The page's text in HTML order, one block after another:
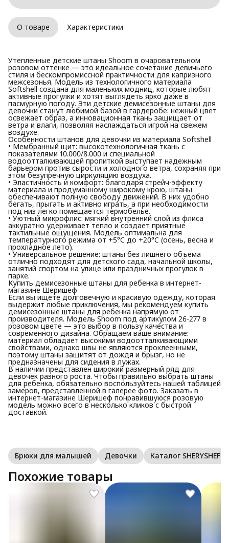
О товаре Характеристики
Утепленные детские штаны Shoom в очаровательном
розовом оттенке — это идеальное сочетание девичьего
стиля и бескомпромиссной практичности для капризного
межсезонья. Модель из технологичного материала
Softshell создана для маленьких модниц, которые любят
активные прогулки и хотят выглядеть ярко даже в
пасмурную погоду. Эти детские демисезонные штаны для
девочки станут любимой базой в гардеробе: нежный цвет
освежает образ, а инновационная ткань защищает от
ветра и влаги, позволяя наслаждаться игрой на свежем
воздухе.
Особенности штанов для девочки из материала Softshell
• Мембранный щит: высокотехнологичная ткань с
показателями 10.000/8.000 и специальной
водоотталкивающей пропиткой выступает надежным
барьером против сырости и холодного ветра, сохраняя при
этом безупречную циркуляцию воздуха.
• Эластичность и комфорт: благодаря стрейч-эффекту
материала и продуманному широкому крою, штаны
обеспечивают полную свободу движений. В них удобно
бегать, прыгать и активно играть, а при необходимости
под низ легко помещается термобелье.
• Уютный микрофлис: мягкий внутренний слой из флиса
аккуратно удерживает тепло и создает приятные
тактильные ощущения. Модель оптимальна для
температурного режима от +5°C до +20°C (осень, весна и
прохладное лето).
• Универсальное решение: штаны без лишнего объема
отлично подходят для детского сада, начальной школы,
занятий спортом на улице или праздничных прогулок в
парке.
Купить демисезонные штаны для ребенка в интернет-
магазине Шеришеф
Если вы ищете долговечную и красивую одежду, которая
выдержит любые приключения, мы рекомендуем купить
демисезонные штаны для ребенка напрямую от
производителя. Модель Shoom под артикулом 26-277 в
розовом цвете — это выбор в пользу качества и
современного дизайна. Обращаем ваше внимание:
материал обладает высокими водоотталкивающими
свойствами, однако швы не являются проклеенными,
поэтому штаны защитят от дождя и брызг, но не
предназначены для сидения в лужах.
В наличии представлен широкий размерный ряд для
девочек разного роста. Чтобы правильно выбрать штаны
для ребенка, обязательно воспользуйтесь нашей таблицей
замеров, представленной в галерее фото. Заказать в
интернет-магазине Шеришеф понравившуюся розовую
модель можно всего в несколько кликов с быстрой
доставкой.
Брюки для малышей Девочки Каталог SHERYSHEFF
Похожие товары